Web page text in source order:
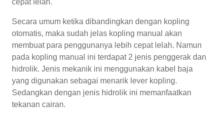
Secara umum ketika dibandingkan dengan kopling
otomatis, maka sudah jelas kopling manual akan
membuat para penggunanya lebih cepat lelah. Namun
pada kopling manual ini terdapat 2 jenis penggerak dan
hidrolik. Jenis mekanik ini menggunakan kabel baja
yang digunakan sebagai menarik lever kopling.
Sedangkan dengan jenis hidrolik ini memanfaatkan
tekanan cairan.